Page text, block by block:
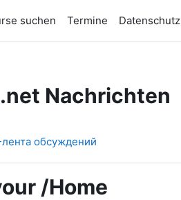
suchen Termine Datenschutz
Nachrichten
лента обсуждений
/Home